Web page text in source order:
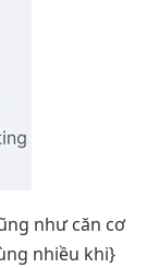
như căn cơ
nhiều khi}